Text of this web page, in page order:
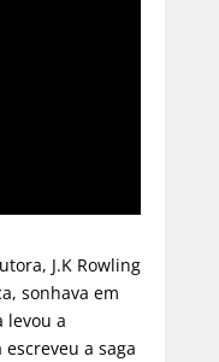
J.K Rowling
sonhava em
levou a
a saga